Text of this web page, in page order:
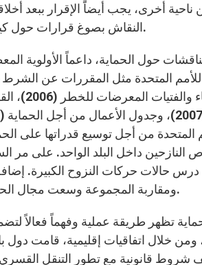
ناحية أخرى، يجب أيضاًَ الإقرار ببعد
النقاش بصوغ قرارات حول كيفية التقدم مع حماية مناسبة.
حول الحماية، داعماً الأولوية
للأمم المتحدة مثل المقررات عن الشرط
أشكال الحماية
المتحدة من أجل توسيع قدراتها على
النازحين داخل البلد الواحد. على مر
حالات حركات النزوح الكبيرة. إضافةً
ومقاربة المجموعة وسعت مجال الحماية والقدرة على الاستجابة.
النشاط، ومن خلال اتفاقيات إقليمية، قامت
شروط قانونية مع تطور التنقل القسري